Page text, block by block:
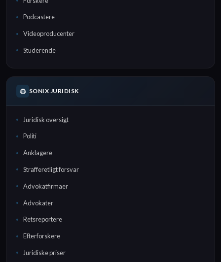
Podcastere
Videoproducenter
Studerende
SONIX JURIDISK
Juridisk oversigt
Politi
Anklagere
Strafferetligt forsvar
Advokatfirmaer
Advokater
Retsreportere
Efterforskere
Juridiske priser